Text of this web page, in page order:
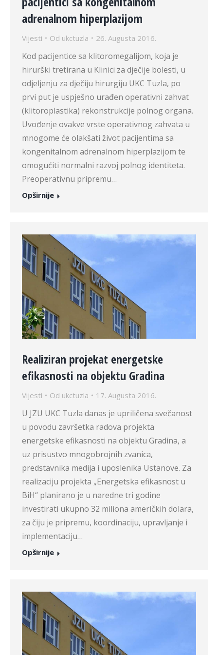
adrenalnom hiperplazijom
Vijesti Od ukctuzla 26. Augusta 2016.
Kod pacijentice sa klitoromegalijom, koja je
hirurški tretirana u Klinici za dječije bolesti, u
odjeljenju za dječiju hirurgiju UKC Tuzla, po
prvi put je uspješno urađen operativni zahvat
(klitoroplastika) rekonstrukcije polnog organa.
Uvođenje ovakve vrste operativnog zahvata u
mnogome će olakšati život pacijentima sa
kongenitalnom adrenalnom hiperplazijom te
omogućiti normalni razvoj polnog identiteta.
Preoperativnu pripremu…
Opširnije
Realiziran projekat energetske
efikasnosti na objektu Gradina
Vijesti Od ukctuzla 17. Augusta 2016.
U JZU UKC Tuzla danas je upriličena svečanost
u povodu završetka radova projekta
energetske efikasnosti na objektu Gradina, a
uz prisustvo mnogobrojnih zvanica,
predstavnika medija i uposlenika Ustanove. Za
realizaciju projekta „Energetska efikasnost u
BiH“ planirano je u naredne tri godine
investirati ukupno 32 miliona američkih dolara,
za čiju je pripremu, koordinaciju, upravljanje i
implementaciju…
Opširnije